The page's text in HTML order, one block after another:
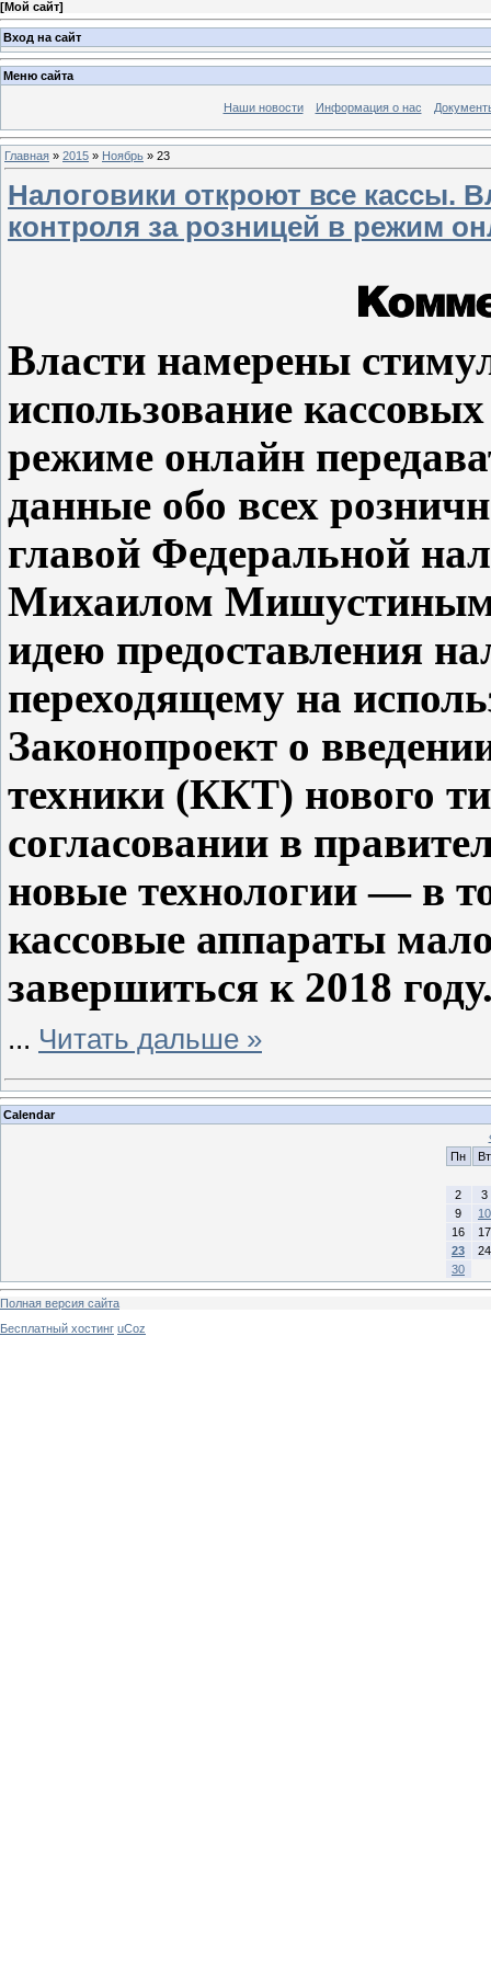
[Мой сайт]
Вход на сайт
Меню сайта
Наши новости Информация о нас
Главная » 2015 » Ноябрь » 23
Налоговики откроют все кассы.
контроля за розницей в режим
Власти намерены
использование
режиме онлайн
данные обо всех
главой Федеральной
Михаилом
идею предоставления
переходящему на
Законопроект о
техники (ККТ) нового
согласовании в
новые технологии — в
кассовые аппараты
завершиться к 2018
... Читать дальше »
Calendar
Пн
Вт
2
3
9
10
16
17
23
24
30
Полная версия сайта
Бесплатный хостинг uCoz